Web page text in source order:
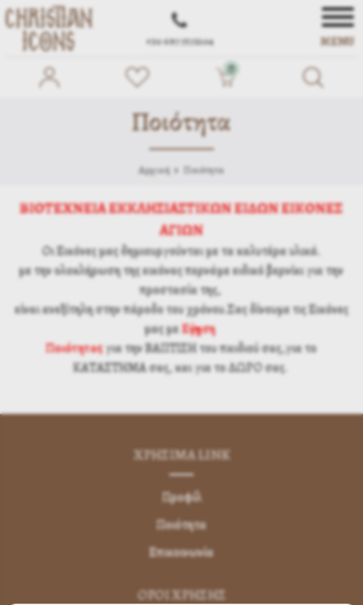
+30 697 7572104 MENU
0
Ποιότητα
Αρχική Ποιότητα
ΒΙΟΤΕΧΝΕΙΑ ΕΚΚΛΗΣΙΑΣΤΙΚΩΝ ΕΙΔΩΝ ΕΙΚΟΝΕΣ
ΑΓΙΩΝ
Οι Εικόνες μας δημιουργούνται με τα καλυτέρα υλικά.
με την ολοκλήρωση της εικόνας περνάμε ειδικό βερνίκι για την
προστασία της,
είναι ανεξίτηλη στην πάροδο του χρόνου.Σας δίνουμε τις Εικόνες
μας μεΕγγύηση
Ποιότηταςγια την ΒΑΠΤΙΣΗ του παιδιού σας,για το
ΚΑΤΑΣΤΗΜΑ σας, και για το ΔΩΡΟ σας.
ΧΡΗΣΙΜA LINK
Προφίλ
Ποιότητα
Επικοινωνία
ΌΡΟΙ ΧΡΉΣΗΣ